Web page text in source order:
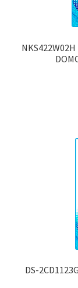
NKS422W02H
DS-